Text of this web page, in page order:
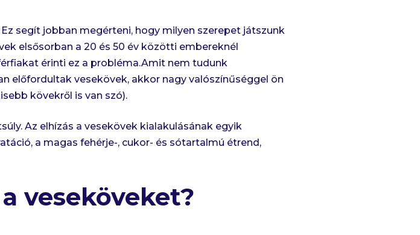
segít jobban megérteni, hogy milyen szerepet játszunk
elsősorban a 20 és 50 év közötti embereknél
érinti ez a probléma.Amit nem tudunk
előfordultak vesekövek, akkor nagy valószínűséggel ön
kövekről is van szó).
Az elhízás a vesekövek kialakulásának egyik
a magas fehérje-, cukor- és sótartalmú étrend,
veseköveket?